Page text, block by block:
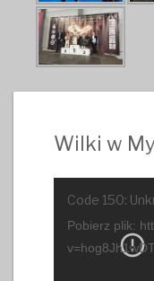
Wilki w
Code 150:
Pobierz plik: